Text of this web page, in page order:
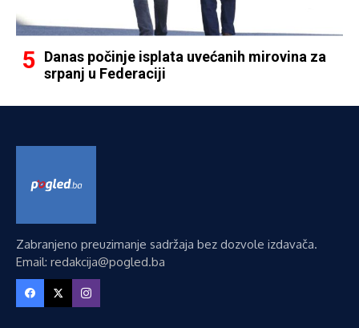
Danas počinje isplata uvećanih mirovina za
srpanj u Federaciji
Zabranjeno preuzimanje sadržaja bez dozvole izdavača.
Email: redakcija@pogled.ba